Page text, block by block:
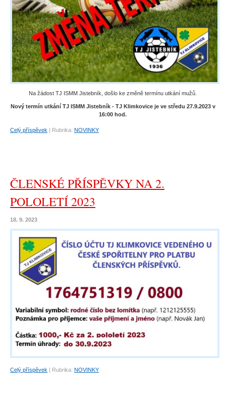
Na žádost TJ ISMM Jistebník, došlo ke změně termínu utkání mužů.
Nový termín utkání TJ ISMM Jistebník - TJ Klimkovice je ve středu 27.9.2023 v
16:00 hod.
Celý příspěvek Rubrika: NOVINKY
ČLENSKÉ PŘÍSPĚVKY NA 2.
POLOLETÍ 2023
18. 9. 2023
Celý příspěvek Rubrika: NOVINKY